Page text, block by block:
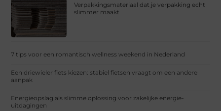
Verpakkingsmateriaal dat je verpakking echt
slimmer maakt
7 tips voor een romantisch wellness weekend in Nederland
Een driewieler fiets kiezen: stabiel fietsen vraagt om een andere
aanpak
Energieopslag als slimme oplossing voor zakelijke energie-
uitdagingen